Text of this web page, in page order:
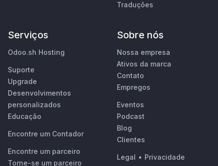
Traduções
Serviços
Odoo.sh Hosting
Suporte
Upgrade
Desenvolvimentos
personalizados
Educação
Encontre um Contador
Encontre um parceiro
Torne-se um parceiro
Sobre nós
Nossa empresa
Ativos da marca
Contato
Empregos
Eventos
Podcast
Blog
Clientes
Legal • Privacidade